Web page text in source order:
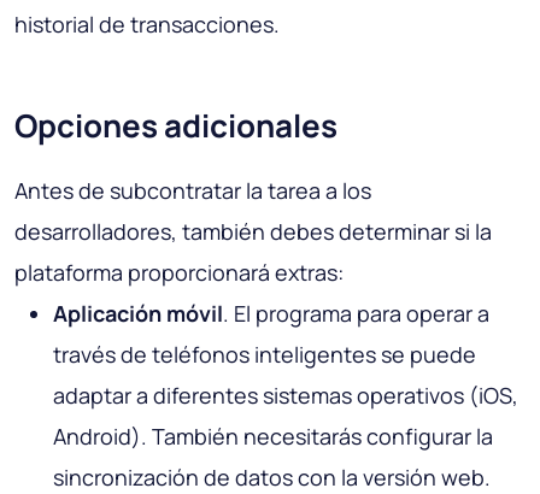
historial de transacciones.
Opciones adicionales
Antes de subcontratar la tarea a los
desarrolladores, también debes determinar si la
plataforma proporcionará extras:
Aplicación móvil. El programa para operar a
través de teléfonos inteligentes se puede
adaptar a diferentes sistemas operativos (iOS,
Android). También necesitarás configurar la
sincronización de datos con la versión web.